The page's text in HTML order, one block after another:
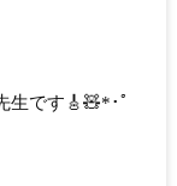
です🎸🧸*･゜